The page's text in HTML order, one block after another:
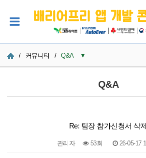
| | |
/ 커뮤니티 / Q&A ▼
사진
Q&A
Re: 팀장 참가신청서 삭
관리자 53회 26-05-17